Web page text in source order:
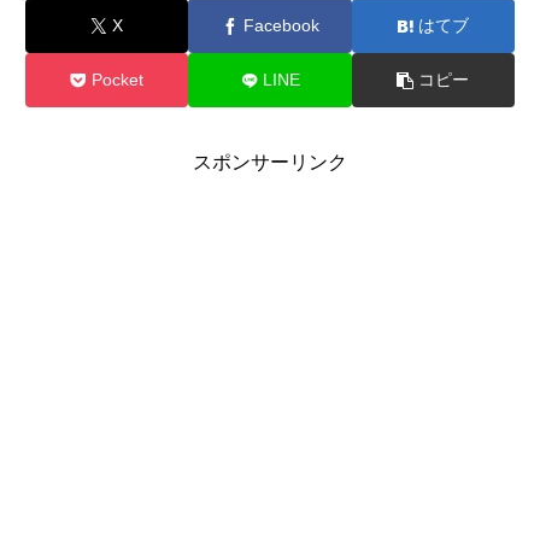
X Facebook はてブ
Pocket LINE コピー
スポンサーリンク